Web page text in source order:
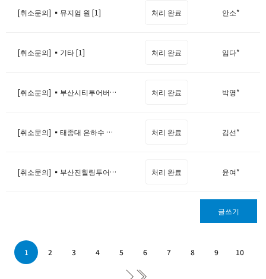
[취소문의] ▪️뮤지엄 원 [1] 처리 완료 안소*
[취소문의] ▪️기타 [1] 처리 완료 임다*
[취소문의] ▪️부산시티투어버스 모바일 탑승권 [1] 처리 완료 박영*
[취소문의] ▪️태종대 은하수 유람선 [1] 처리 완료 김선*
[취소문의] ▪️부산진힐링투어버스 [1] 처리 완료 윤여*
글쓰기
1 2 3 4 5 6 7 8 9 10